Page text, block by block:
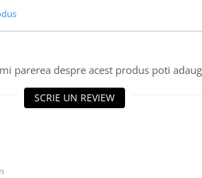
parerea despre acest produs poti
SCRIE UN REVIEW